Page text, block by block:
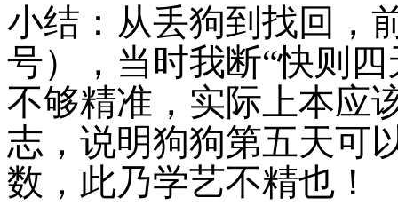
小结：从丢狗到找回，
号），当时我断“快则
不够精准，实际上本应
志，说明狗狗第五天可
数，此乃学艺不精也！